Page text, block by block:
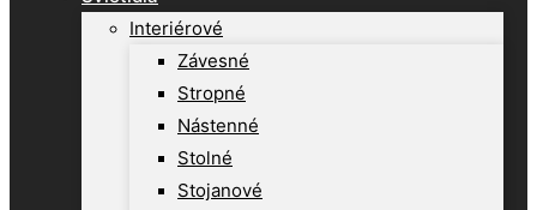
Interiérové
Závesné
Stropné
Nástenné
Stolné
Stojanové